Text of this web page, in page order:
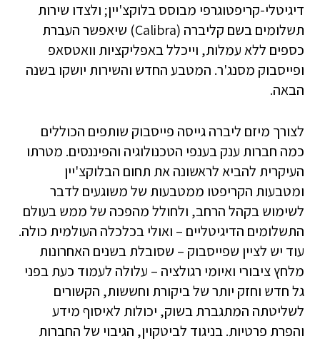
דיגיטלי-קריפטוגרפי מבוסס בלוקצ'יין; ולצדו שירות
תשלומים בשם קליברה (Calibra) שיאפשר העברת
כספים ללא עמלות, וייכלל באפליקציות וואטסאפ
ופייסבוק מסנג'ר. המטבע החדש והשירות יושקו בשנה
הבאה.
לצורך מיזם ליברה גייסה פייסבוק שותפים הכוללים
כמה חברות ענק בענפי הטכנולוגיה והפיננסים. מטרתו
העיקרית להביא לראשונה את תחום הבלוקצ'יין
ומטבעות הקריפטו ממטבעות של משוגעים לדבר
לשימוש בקהל הרחב, ולחולל מהפכה של ממש בעולם
התשלומים הדיגיטליים – ואולי בכלכלה העולמית כולה.
עוד יש לציין שפייסבוק – שסובלת בשנים האחרונות
מלחץ ציבורי ואיומי רגולציה – עלולה לעמוד כעת בפני
גל חדש וחזק יותר של ביקורת וחששות, הקשורים
לשליטתה המתגברת בשוק, יכולות לאיסוף מידע
והפרת פרטיות. בניגוד לביטקוין, הגיבוי של החברות